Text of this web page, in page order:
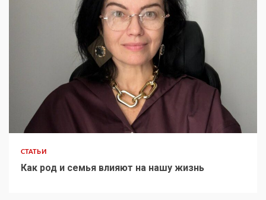
СТАТЬИ
Как род и семья влияют на нашу жизнь